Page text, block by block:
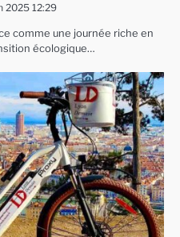
2025 12:29
comme une journée riche en
écologique…